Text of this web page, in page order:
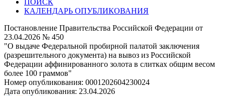
ПОИСК
КАЛЕНДАРЬ ОПУБЛИКОВАНИЯ
Постановление Правительства Российской Федерации от
23.04.2026 № 450
"О выдаче Федеральной пробирной палатой заключения
(разрешительного документа) на вывоз из Российской
Федерации аффинированного золота в слитках общим весом
более 100 граммов"
Номер опубликования: 0001202604230024
Дата опубликования: 23.04.2026